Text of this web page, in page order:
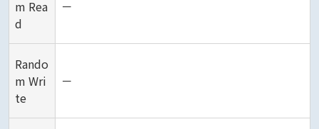
m Rea
d
－
Rando
m Wri
te
－